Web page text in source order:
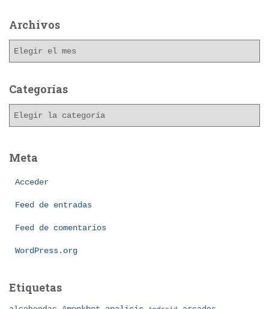
Archivos
h
o
Categorías
g
Meta
Acceder
Feed de entradas
Feed de comentarios
WordPress.org
Etiquetas